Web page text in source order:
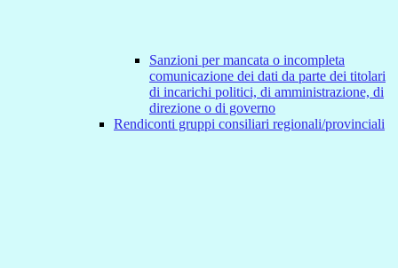
Sanzioni per mancata o incompleta
comunicazione dei dati da parte dei titolari
di incarichi politici, di amministrazione, di
direzione o di governo
Rendiconti gruppi consiliari regionali/provinciali